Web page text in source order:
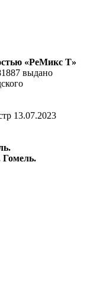
«РеМикс Т»
выдано
13.07.2023
Гомель.